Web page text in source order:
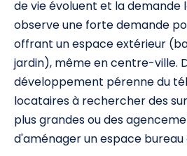
de vie évoluent et la demande
observe une forte demande
offrant un espace extérieur
jardin), même en centre-ville.
développement pérenne du
locataires à rechercher des
plus grandes ou des
d'aménager un espace